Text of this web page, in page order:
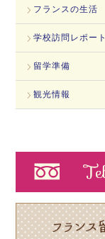
フランスの生活
学校訪問レポート
留学準備
観光情報